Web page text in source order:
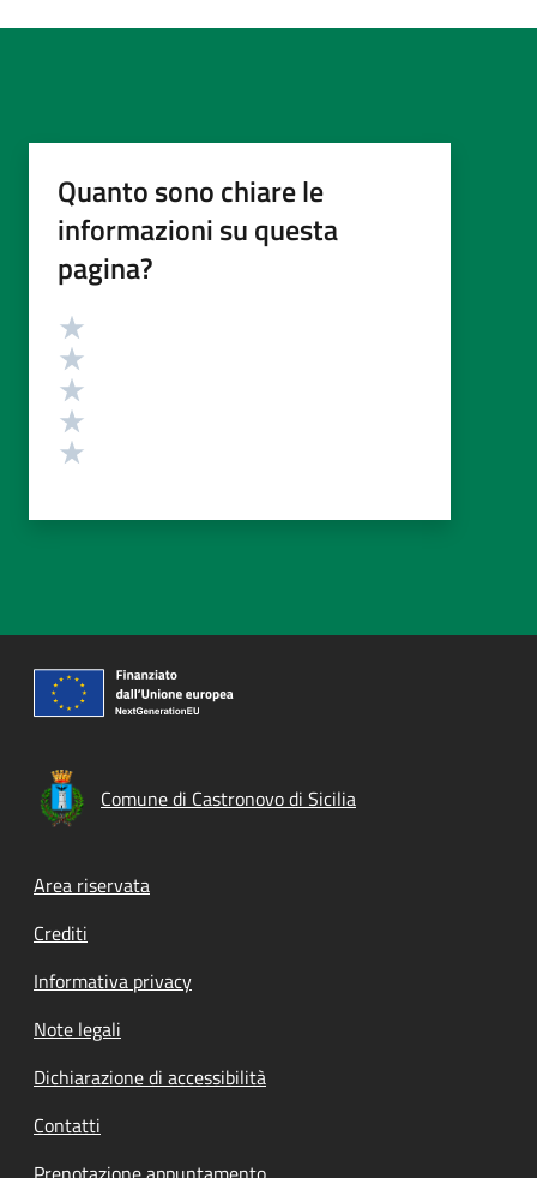
Quanto sono chiare le
informazioni su questa
pagina?
Valutazione
Comune di Castronovo di Sicilia
Footer menu
Area riservata
Crediti
Informativa privacy
Note legali
Dichiarazione di accessibilità
Contatti